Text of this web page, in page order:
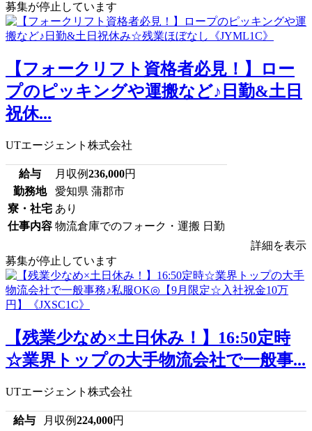
募集が停止しています
【フォークリフト資格者必見！】ロー
プのピッキングや運搬など♪日勤&土日
祝休...
UTエージェント株式会社
給与 月収例236,000円
勤務地
愛知県 蒲郡市
寮・社宅 あり
仕事内容 物流倉庫でのフォーク・運搬 日勤
詳細を表示
募集が停止しています
【残業少なめ×土日休み！】16:50定時
☆業界トップの大手物流会社で一般事...
UTエージェント株式会社
給与 月収例224,000円